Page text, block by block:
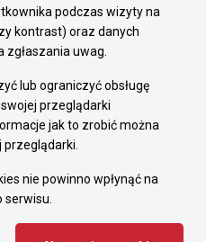
podczas wizyty na
kontrast) oraz danych
uwag.
lub ograniczyć obsługę
przeglądarki
jak to zrobić można
nie powinno wpłynąć na